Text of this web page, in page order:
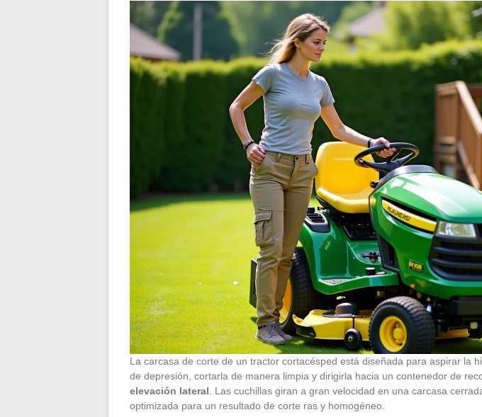
La carcasa de corte de un tractor cortacésped está diseñada para aspirar la
de depresión, cortarla de manera limpia y dirigirla hacia un contenedor de
elevación lateral. Las cuchillas giran a gran velocidad en una carcasa
optimizada para un resultado de corte ras y homogéneo.